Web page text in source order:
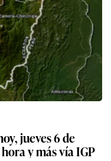
jueves 6 de
y más vía IGP